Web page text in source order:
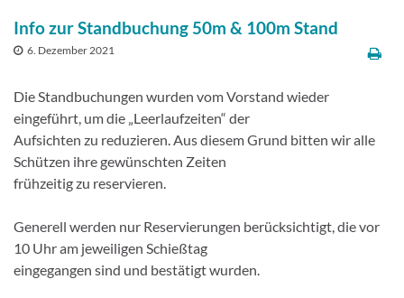
Info zur Standbuchung 50m & 100m Stand
6. Dezember 2021
Die Standbuchungen wurden vom Vorstand wieder
eingeführt, um die „Leerlaufzeiten“ der
Aufsichten zu reduzieren. Aus diesem Grund bitten wir alle
Schützen ihre gewünschten Zeiten
frühzeitig zu reservieren.
Generell werden nur Reservierungen berücksichtigt, die vor
10 Uhr am jeweiligen Schießtag
eingegangen sind und bestätigt wurden.